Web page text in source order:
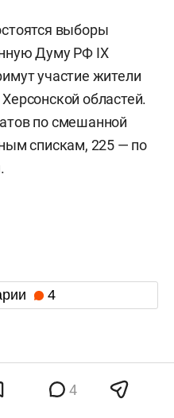
выборы
Думу РФ IX
участие жители
областей.
по смешанной
спискам, 225 — по
4
ОАЭ
4